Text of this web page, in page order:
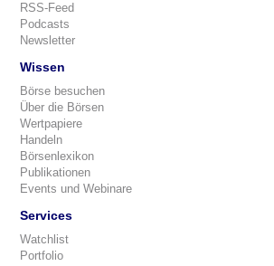
RSS-Feed
Podcasts
Newsletter
Wissen
Börse besuchen
Über die Börsen
Wertpapiere
Handeln
Börsenlexikon
Publikationen
Events und Webinare
Services
Watchlist
Portfolio